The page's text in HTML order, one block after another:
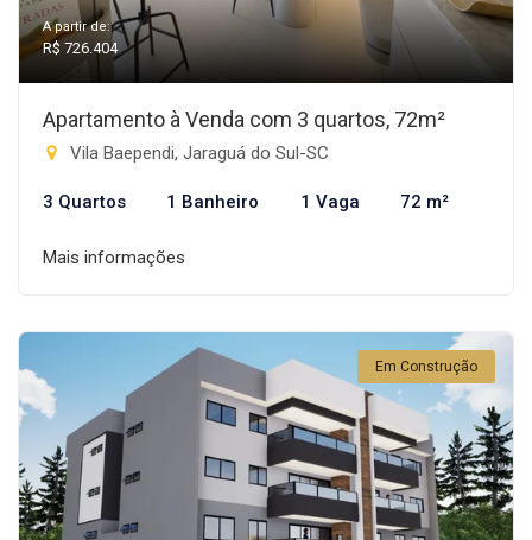
A partir de:
R$ 726.404
Apartamento à Venda com 3 quartos, 72m²
Vila Baependi, Jaraguá do Sul-SC
3 Quartos 1 Banheiro 1 Vaga 72 m²
Mais informações
Em Construção